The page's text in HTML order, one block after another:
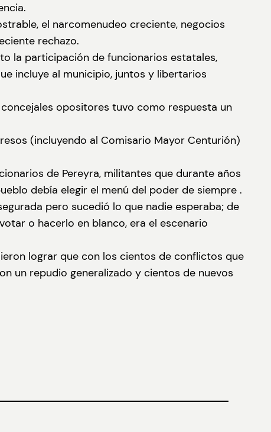
el narcomenudeo creciente, negocios
rechazo.
la participación de funcionarios estatales,
incluye al municipio, juntos y libertarios
opositores tuvo como respuesta un
(incluyendo al Comisario Mayor Centurión)
de Pereyra, militantes que durante años
debía elegir el menú del poder de siempre .
pero sucedió lo que nadie esperaba; de
o hacerlo en blanco, era el escenario
lograr que con los cientos de conflictos que
un repudio generalizado y cientos de nuevos